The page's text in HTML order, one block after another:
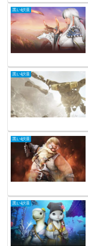
黒い砂漠
黒い砂漠
黒い砂漠
黒い砂漠